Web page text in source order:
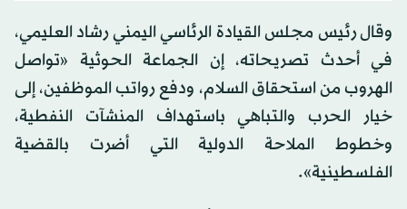
وقال رئيس مجلس القيادة الرئاسي اليمني رشاد العليمي،
في أحدث تصريحاته، إن الجماعة الحوثية «تواصل
الهروب من استحقاق السلام، ودفع رواتب الموظفين، إلى
خيار الحرب والتباهي باستهداف المنشآت النفطية،
وخطوط الملاحة الدولية التي أضرت بالقضية
الفلسطينية».